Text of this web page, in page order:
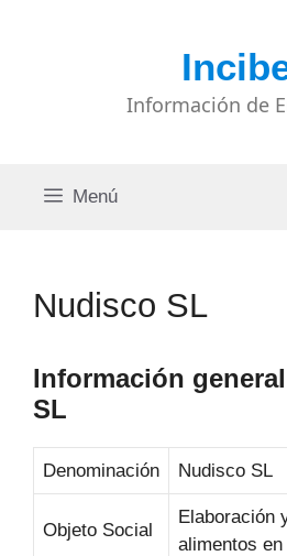
Información de
Menú
Nudisco SL
Información
SL
Denominación Nudisco SL
Objeto Social
Elaboración
alimentos